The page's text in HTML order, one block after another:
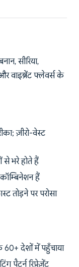
सीरिया,
वाइब्रेंट फ्लेवर्स के
ज़ीरो-वेस्ट
से भरे होते हैं
हैं
तोड़ने पर परोसा
60+ देशों में पहुँचाया
पैटर्न रिप्रेज़ेंट